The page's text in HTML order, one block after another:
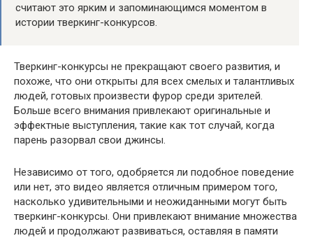
считают это ярким и запоминающимся моментом в
истории тверкинг-конкурсов.
Тверкинг-конкурсы не прекращают своего развития, и
похоже, что они открыты для всех смелых и талантливых
людей, готовых произвести фурор среди зрителей.
Больше всего внимания привлекают оригинальные и
эффектные выступления, такие как тот случай, когда
парень разорвал свои джинсы.
Независимо от того, одобряется ли подобное поведение
или нет, это видео является отличным примером того,
насколько удивительными и неожиданными могут быть
тверкинг-конкурсы. Они привлекают внимание множества
людей и продолжают развиваться, оставляя в памяти